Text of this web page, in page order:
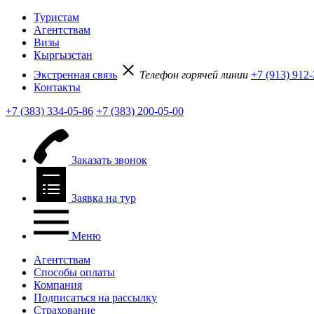
Туристам
Агентствам
Визы
Кыргызстан
Экстренная связь
Телефон горячей линии +7 (913)
Контакты
+7 (383) 334-05-86 +7 (383) 200-05-00
Заказать звонок
Заявка на тур
Меню
Агентствам
Способы оплаты
Компания
Подписаться на рассылку
Страхование